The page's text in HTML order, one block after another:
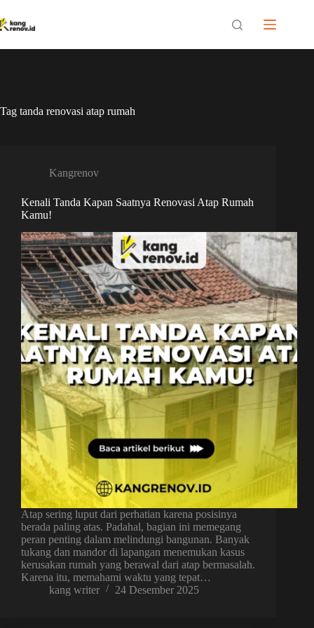
to
content
Tag tanda renovasi atap rumah
Kangrenov
Kenali Tanda Kapan Saatnya Renovasi Atap Rumah
Kamu!
Atap sering luput dari perhatian karena posisinya
berada paling atas. Padahal, bagian ini memegang
peran penting dalam melindungi bangunan. Banyak
tukang dan mandor di lapangan menemukan kasus
kerusakan rumah yang berawal dari atap bermasalah.
Karena itu, memahami waktu yang tepat…
kang writer
24 Desember 2025